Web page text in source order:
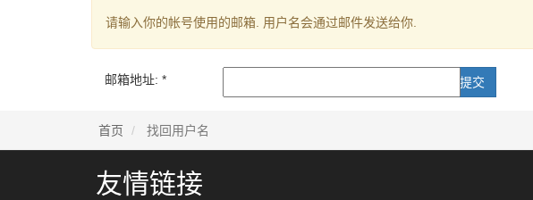
请输入你的帐号使用的邮箱. 用户名会通过邮件发送给你.
邮箱地址: * 提交
首页 找回用户名
友情链接